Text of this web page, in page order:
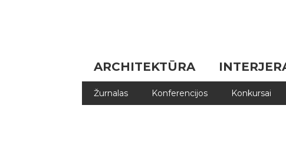
ARCHITEKTŪRA
Žurnalas Konferencijos Konkursai